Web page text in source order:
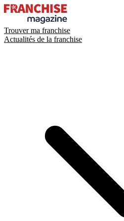
Trouver ma franchise
Actualités de la franchise